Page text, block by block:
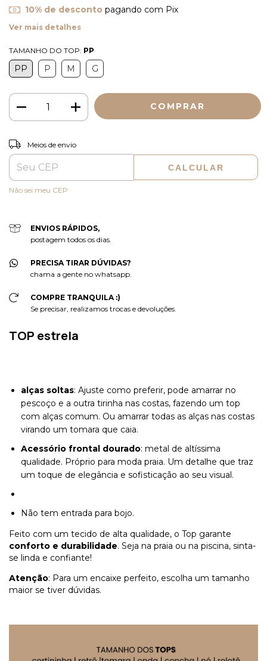
10% de desconto pagando com Pix
Ver mais detalhes
TAMANHO DO TOP: PP
PP P M G
Entregas para o CEP:
Meios de envio
CALCULAR
Não sei meu CEP
ENVIOS RÁPIDOS,
postagem todos os dias.
PRECISA TIRAR DÚVIDAS?
chama a gente no whatsapp.
COMPRE TRANQUILA :)
Se precisar, realizamos trocas e devoluções.
TOP estrela
alças soltas: Ajuste como preferir, pode amarrar no
pescoço e a outra tirinha nas costas, fazendo um top
com alças comum. Ou amarrar todas as alças nas costas
virando um tomara que caia.
Acessório frontal dourado: metal de altíssima
qualidade. Próprio para moda praia. Um detalhe que traz
um toque de elegância e sofisticação ao seu visual.
Não tem entrada para bojo.
Feito com um tecido de alta qualidade, o Top garante
conforto e durabilidade. Seja na praia ou na piscina, sinta-
se linda e confiante!
Atenção: Para um encaixe perfeito, escolha um tamanho
maior se tiver dúvidas.